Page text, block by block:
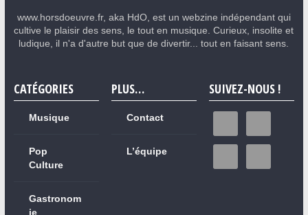
www.horsdoeuvre.fr, aka HdO, est un webzine indépendant qui
cultive le plaisir des sens, le tout en musique. Curieux, insolite et
ludique, il n'a d'autre but que de divertir... tout en faisant sens.
CATÉGORIES
Musique
Pop
Culture
Gastronom
ie
PLUS…
Contact
L’équipe
SUIVEZ-NOUS !